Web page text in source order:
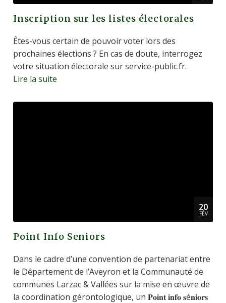
Inscription sur les listes électorales
Êtes-vous certain de pouvoir voter lors des
prochaines élections ? En cas de doute, interrogez
votre situation électorale sur service-public.fr.
Lire la suite
20
FÉV
Point Info Seniors
Dans le cadre d’une convention de partenariat entre
le Département de l’Aveyron et la Communauté de
communes Larzac & Vallées sur la mise en œuvre de
la coordination gérontologique, un 𝐏𝐨𝐢𝐧𝐭 𝐢𝐧𝐟𝐨 𝐬é𝐧𝐢𝐨𝐫𝐬